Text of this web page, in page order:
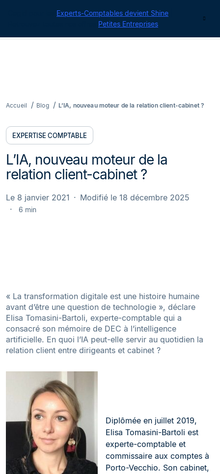
Experts-Comptables devient Shine
Petites Entreprises
Accueil Blog L’IA, nouveau moteur de la relation client-cabinet ?
EXPERTISE COMPTABLE
L’IA, nouveau moteur de la
relation client-cabinet ?
Le 8 janvier 2021 Modifié le 18 décembre 2025
6 min
« La transformation digitale est une histoire humaine
avant d’être une question de technologie », déclare
Elisa Tomasini-Bartoli, experte-comptable qui a
consacré son mémoire de DEC à l’intelligence
artificielle. En quoi l’IA peut-elle servir au quotidien la
relation client entre dirigeants et cabinet ?
Diplômée en juillet 2019,
Elisa Tomasini-Bartoli est
experte-comptable et
commissaire aux comptes à
Porto-Vecchio. Son cabinet,